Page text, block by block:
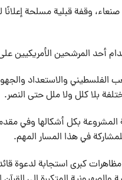
وقفة قبلية مسلحة إعلانًا
أحد المرشحين الأمريكيين على
والاستعداد
بلا كلل ولا ملل حتى النصر.
بكل أشكالها وفي
للمشاركة في هذا المسار المهم.
كبرى استجابة لدعوة